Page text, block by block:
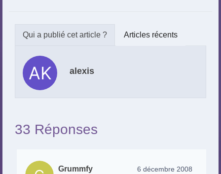
Articles récents
alexis
33 Réponses
Grummfy 6 décembre 2008